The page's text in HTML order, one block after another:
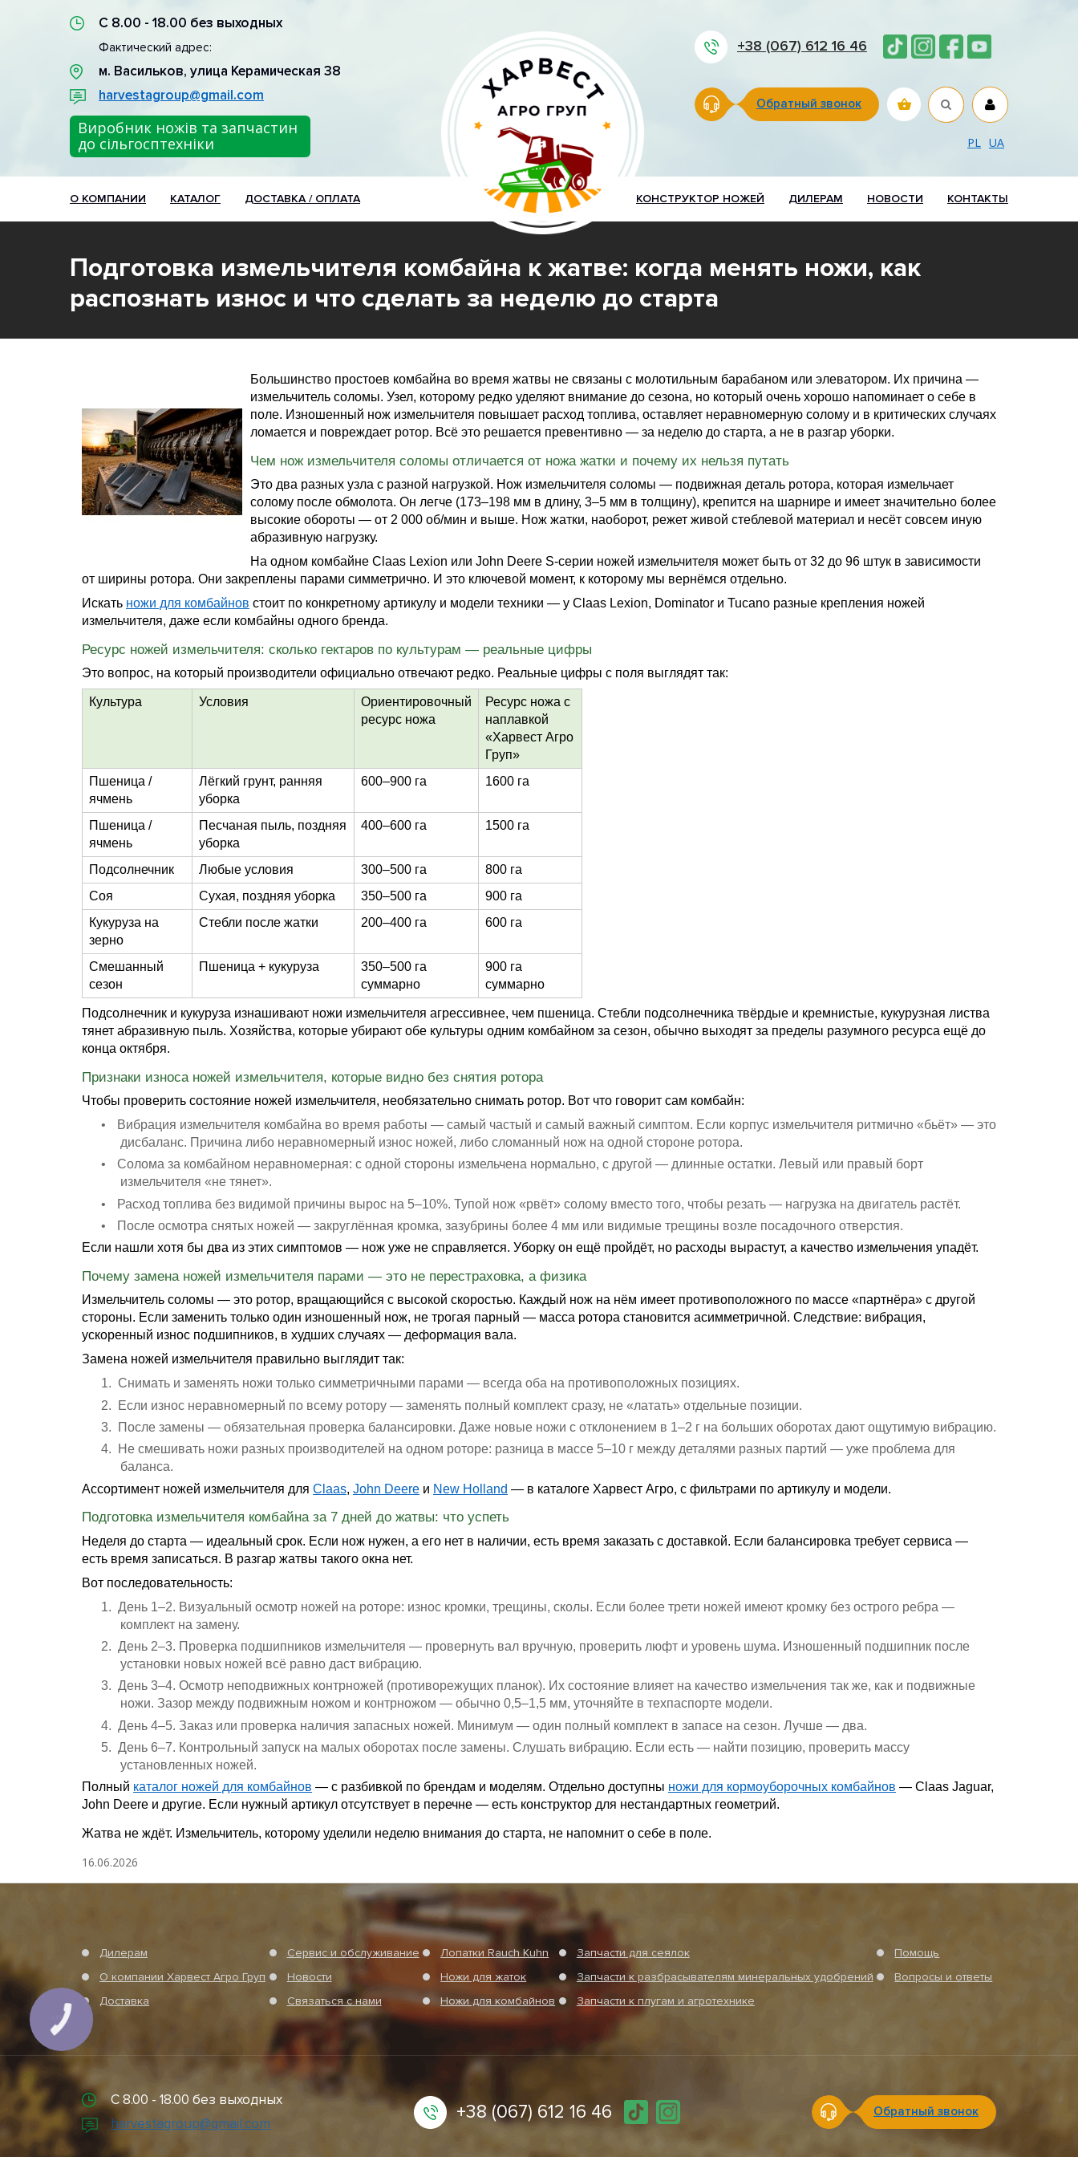
С 8.00 - 18.00 без выходных
Фактический адрес:
м. Васильков, улица Керамическая 38
harvestagroup@gmail.com
Виробник ножів та запчастин
до сільгосптехніки
+38 (067) 612 16 46
Обратный звонок
PL UA
О КОМПАНИИ КАТАЛОГ ДОСТАВКА / ОПЛАТА КОНСТРУКТОР НОЖЕЙ ДИЛЕРАМ НОВОСТИ КОНТАКТЫ
Подготовка измельчителя комбайна к жатве: когда менять ножи, как
распознать износ и что сделать за неделю до старта
Большинство простоев комбайна во время жатвы не связаны с молотильным барабаном или элеватором. Их причина —
измельчитель соломы. Узел, которому редко уделяют внимание до сезона, но который очень хорошо напоминает о себе в
поле. Изношенный нож измельчителя повышает расход топлива, оставляет неравномерную солому и в критических случаях
ломается и повреждает ротор. Всё это решается превентивно — за неделю до старта, а не в разгар уборки.
Чем нож измельчителя соломы отличается от ножа жатки и почему их нельзя путать
Это два разных узла с разной нагрузкой. Нож измельчителя соломы — подвижная деталь ротора, которая измельчает
солому после обмолота. Он легче (173–198 мм в длину, 3–5 мм в толщину), крепится на шарнире и имеет значительно более
высокие обороты — от 2 000 об/мин и выше. Нож жатки, наоборот, режет живой стеблевой материал и несёт совсем иную
абразивную нагрузку.
На одном комбайне Claas Lexion или John Deere S-серии ножей измельчителя может быть от 32 до 96 штук в зависимости
от ширины ротора. Они закреплены парами симметрично. И это ключевой момент, к которому мы вернёмся отдельно.
Искать ножи для комбайнов стоит по конкретному артикулу и модели техники — у Claas Lexion, Dominator и Tucano разные крепления ножей
измельчителя, даже если комбайны одного бренда.
Ресурс ножей измельчителя: сколько гектаров по культурам — реальные цифры
Это вопрос, на который производители официально отвечают редко. Реальные цифры с поля выглядят так:
Культура Условия
Ориентировочный
ресурс ножа
Ресурс ножа с
наплавкой
«Харвест Агро
Груп»
Пшеница /
ячмень
Лёгкий грунт, ранняя
уборка
600–900 га 1600 га
Пшеница /
ячмень
Песчаная пыль, поздняя
уборка
400–600 га 1500 га
Подсолнечник Любые условия 300–500 га
800 га
Соя
Сухая, поздняя уборка 350–500 га
900 га
Кукуруза на
зерно
Стебли после жатки 200–400 га 600 га
Смешанный
сезон
Пшеница + кукуруза
350–500 га
суммарно
900 га
суммарно
Подсолнечник и кукуруза изнашивают ножи измельчителя агрессивнее, чем пшеница. Стебли подсолнечника твёрдые и кремнистые, кукурузная листва
тянет абразивную пыль. Хозяйства, которые убирают обе культуры одним комбайном за сезон, обычно выходят за пределы разумного ресурса ещё до
конца октября.
Признаки износа ножей измельчителя, которые видно без снятия ротора
Чтобы проверить состояние ножей измельчителя, необязательно снимать ротор. Вот что говорит сам комбайн:
•
Вибрация измельчителя комбайна во время работы — самый частый и самый важный симптом. Если корпус измельчителя ритмично «бьёт» — это
дисбаланс. Причина либо неравномерный износ ножей, либо сломанный нож на одной стороне ротора.
•
Солома за комбайном неравномерная: с одной стороны измельчена нормально, с другой — длинные остатки. Левый или правый борт
измельчителя «не тянет».
•
Расход топлива без видимой причины вырос на 5–10%. Тупой нож «рвёт» солому вместо того, чтобы резать — нагрузка на двигатель растёт.
•
После осмотра снятых ножей — закруглённая кромка, зазубрины более 4 мм или видимые трещины возле посадочного отверстия.
Если нашли хотя бы два из этих симптомов — нож уже не справляется. Уборку он ещё пройдёт, но расходы вырастут, а качество измельчения упадёт.
Почему замена ножей измельчителя парами — это не перестраховка, а физика
Измельчитель соломы — это ротор, вращающийся с высокой скоростью. Каждый нож на нём имеет противоположного по массе «партнёра» с другой
стороны. Если заменить только один изношенный нож, не трогая парный — масса ротора становится асимметричной. Следствие: вибрация,
ускоренный износ подшипников, в худших случаях — деформация вала.
Замена ножей измельчителя правильно выглядит так:
1. Снимать и заменять ножи только симметричными парами — всегда оба на противоположных позициях.
2.
Если износ неравномерный по всему ротору — заменять полный комплект сразу, не «латать» отдельные позиции.
3.
После замены — обязательная проверка балансировки. Даже новые ножи с отклонением в 1–2 г на больших оборотах дают ощутимую вибрацию.
4.
Не смешивать ножи разных производителей на одном роторе: разница в массе 5–10 г между деталями разных партий — уже проблема для
баланса.
Ассортимент ножей измельчителя для Claas, John Deere и New Holland — в каталоге Харвест Агро, с фильтрами по артикулу и модели.
Подготовка измельчителя комбайна за 7 дней до жатвы: что успеть
Неделя до старта — идеальный срок. Если нож нужен, а его нет в наличии, есть время заказать с доставкой. Если балансировка требует сервиса —
есть время записаться. В разгар жатвы такого окна нет.
Вот последовательность:
1. День 1–2. Визуальный осмотр ножей на роторе: износ кромки, трещины, сколы. Если более трети ножей имеют кромку без острого ребра —
комплект на замену.
2. День 2–3. Проверка подшипников измельчителя — провернуть вал вручную, проверить люфт и уровень шума. Изношенный подшипник после
установки новых ножей всё равно даст вибрацию.
3. День 3–4. Осмотр неподвижных контрножей (противорежущих планок). Их состояние влияет на качество измельчения так же, как и подвижные
ножи. Зазор между подвижным ножом и контрножом — обычно 0,5–1,5 мм, уточняйте в техпаспорте модели.
4. День 4–5. Заказ или проверка наличия запасных ножей. Минимум — один полный комплект в запасе на сезон. Лучше — два.
5. День 6–7. Контрольный запуск на малых оборотах после замены. Слушать вибрацию. Если есть — найти позицию, проверить массу
установленных ножей.
Полный каталог ножей для комбайнов — с разбивкой по брендам и моделям. Отдельно доступны ножи для кормоуборочных комбайнов — Claas Jaguar,
John Deere и другие. Если нужный артикул отсутствует в перечне — есть конструктор для нестандартных геометрий.
Жатва не ждёт. Измельчитель, которому уделили неделю внимания до старта, не напомнит о себе в поле.
16.06.2026
Дилерам
О компании Харвест Агро Груп
Доставка
Сервис и обслуживание
Новости
Связаться с нами
Лопатки Rauch Kuhn
Ножи для жаток
Ножи для комбайнов
Запчасти для сеялок
Запчасти к разбрасывателям минеральных удобрений
Запчасти к плугам и агротехнике
Помощь
Вопросы и ответы
С 8.00 - 18.00 без выходных
harvestagroup@gmail.com
+38 (067) 612 16 46 Обратный звонок